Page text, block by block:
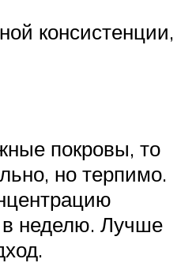
консистенции,
покровы, то
но терпимо.
в неделю. Лучше